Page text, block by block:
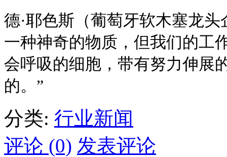
德·耶色斯（葡萄牙软木塞龙
一种神奇的物质，但我们的工
会呼吸的细胞，带有努力伸展
的。”
分类: 行业新闻
评论 (0) 发表评论